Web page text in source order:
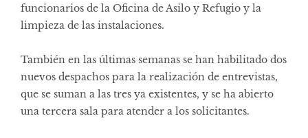
funcionarios de la Oficina de Asilo y Refugio y la
limpieza de las instalaciones.
También en las últimas semanas se han habilitado dos
nuevos despachos para la realización de entrevistas,
que se suman a las tres ya existentes, y se ha abierto
una tercera sala para atender a los solicitantes.